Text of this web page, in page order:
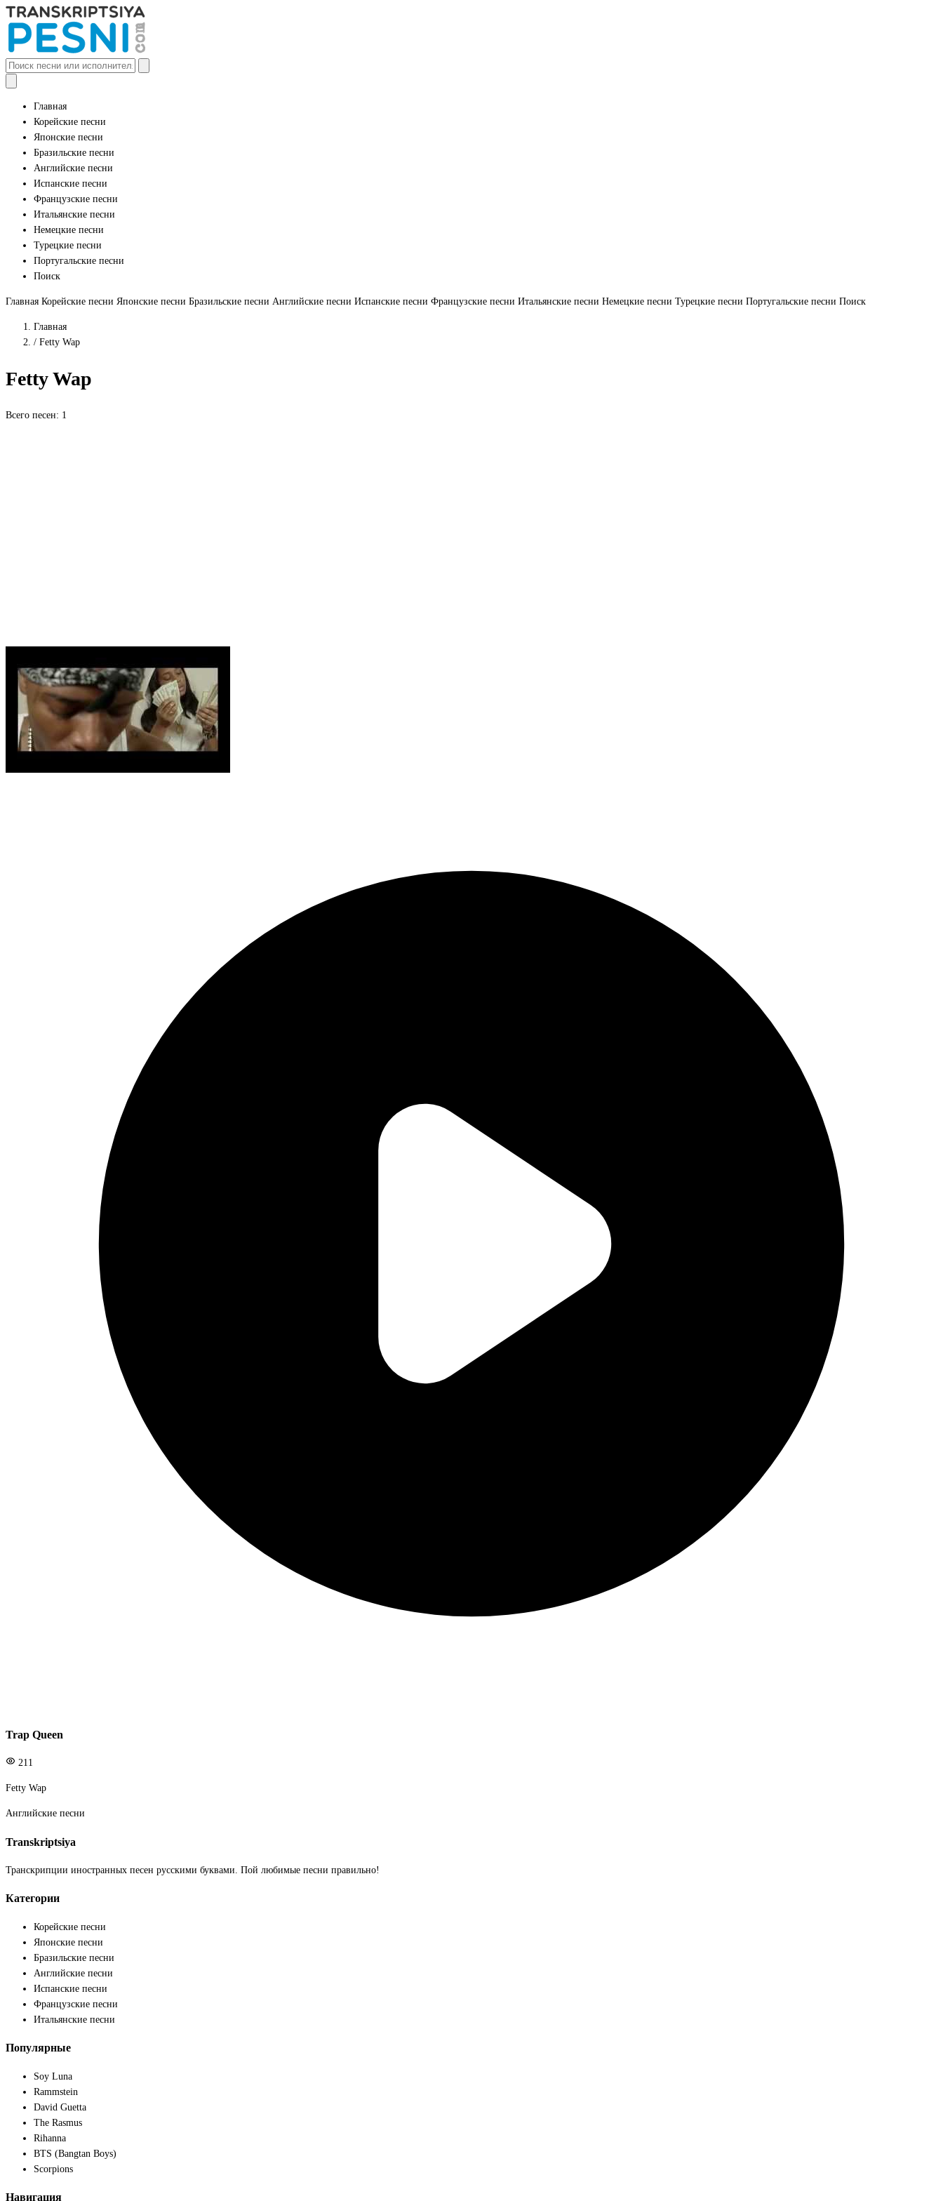
Главная
Корейские песни
Японские песни
Бразильские песни
Английские песни
Испанские песни
Французские песни
Итальянские песни
Немецкие песни
Турецкие песни
Португальские песни
Поиск
Главная Корейские песни Японские песни Бразильские песни Английские песни Испанские песни Французские песни Итальянские песни Немецкие песни Турецкие песни Португальские песни Поиск
Главная
/ Fetty Wap
Fetty Wap
Всего песен: 1
Trap Queen
211
Fetty Wap
Английские песни
Transkriptsiya
Транскрипции иностранных песен русскими буквами. Пой любимые песни правильно!
Категории
Корейские песни
Японские песни
Бразильские песни
Английские песни
Испанские песни
Французские песни
Итальянские песни
Популярные
Soy Luna
Rammstein
David Guetta
The Rasmus
Rihanna
BTS (Bangtan Boys)
Scorpions
Навигация